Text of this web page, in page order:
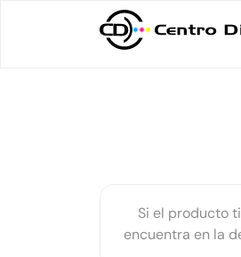
Si el producto
encuentra en la